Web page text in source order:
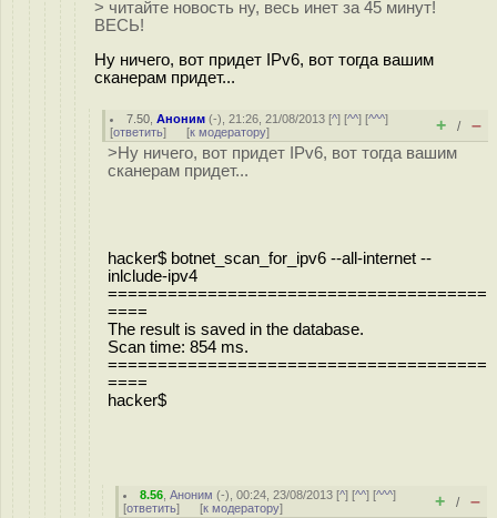
> читайте новость ну, весь инет за 45 минут!
ВЕСЬ!
Ну ничего, вот придет IPv6, вот тогда вашим
сканерам придет...
7.50 ,Аноним (-), 21:26, 21/08/2013 [^] [^^] [^^^]
[ответить] [к модератору] + / –
>Ну ничего, вот придет IPv6, вот тогда вашим
сканерам придет...
hacker$ botnet_scan_for_ipv6 --all-internet --
inlclude-ipv4
======================================
====
The result is saved in the database.
Scan time: 854 ms.
======================================
====
hacker$
8.56 ,Аноним (-), 00:24, 23/08/2013 [^] [^^] [^^^]
[ответить] [к модератору] + / –